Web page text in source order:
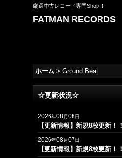
厳選中古レコード専門Shop !!
FATMAN RECORDS
ホーム > Ground Beat
☆更新状況☆
2026年08月08日
【更新情報】新規8枚更新！！
2026年08月07日
【更新情報】新規8枚更新！！